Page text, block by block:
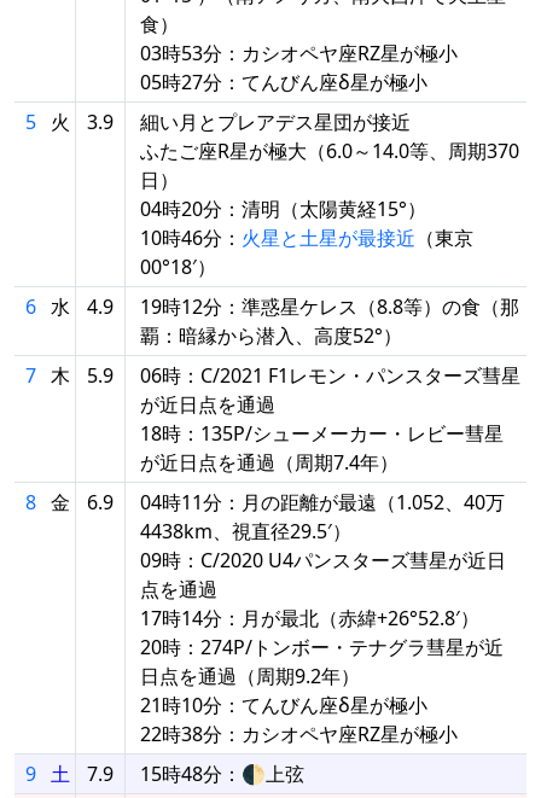
食）
03時53分：カシオペヤ座RZ星が極小
05時27分：てんびん座δ星が極小
5
火 3.9
細い月とプレアデス星団が接近
ふたご座R星が極大（6.0～14.0等、周期370
日）
04時20分：清明（太陽黄経15°）
10時46分： 火星と土星が最接近 （東京
00°18′）
6 水 4.9
19時12分：準惑星ケレス（8.8等）の食（那
覇：暗縁から潜入、高度52°）
7 木 5.9
06時：C/2021 F1レモン・パンスターズ彗星
が近日点を通過
18時：135P/シューメーカー・レビー彗星
が近日点を通過（周期7.4年）
8 金 6.9
04時11分：月の距離が最遠（1.052、40万
4438km、視直径29.5′）
09時：C/2020 U4パンスターズ彗星が近日
点を通過
17時14分：月が最北（赤緯+26°52.8′）
20時：274P/トンボー・テナグラ彗星が近
日点を通過（周期9.2年）
21時10分：てんびん座δ星が極小
22時38分：カシオペヤ座RZ星が極小
9 土 7.9
15時48分：🌓上弦